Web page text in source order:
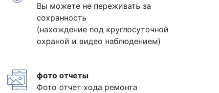
Вы можете не переживать за
сохранность
(нахождение под круглосуточной
охраной и видео наблюдением)
фото отчеты
Фото отчет хода ремонта